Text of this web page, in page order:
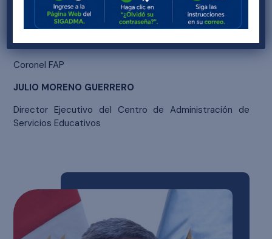
Funcional Educativo Escolar FAP y el trabajo que
realizamos en beneficio de nuestros estudiantes y
Coronel FAP
JULIO MORENO GUERRERO
Director Ejecutivo del Centro de Administración de
Servicios Educativos